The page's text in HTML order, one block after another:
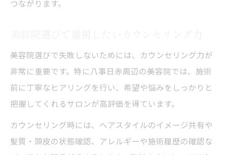
つながります。
美容院選びで失敗しないためには、カウンセリング力が
非常に重要です。特に八事日赤周辺の美容院では、施術
前に丁寧なヒアリングを行い、希望や悩みをしっかりと
把握してくれるサロンが高評価を得ています。
カウンセリング時には、ヘアスタイルのイメージ共有や
髪質・頭皮の状態確認、アレルギーや施術履歴の確認な